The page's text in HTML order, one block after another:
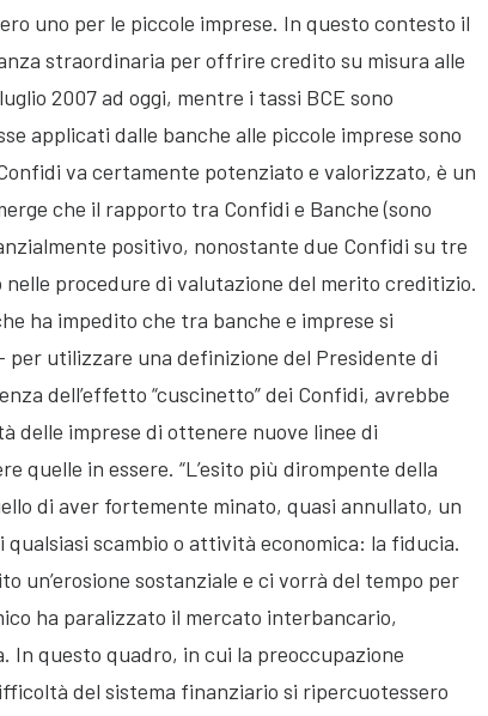
uno per le piccole imprese. In questo contesto il
straordinaria per offrire credito su misura alle
2007 ad oggi, mentre i tassi BCE sono
applicati dalle banche alle piccole imprese sono
va certamente potenziato e valorizzato, è un
che il rapporto tra Confidi e Banche (sono
positivo, nonostante due Confidi su tre
procedure di valutazione del merito creditizio.
ha impedito che tra banche e imprese si
per utilizzare una definizione del Presidente di
dell’effetto “cuscinetto” dei Confidi, avrebbe
delle imprese di ottenere nuove linee di
quelle in essere. “L’esito più dirompente della
di aver fortemente minato, quasi annullato, un
scambio o attività economica: la fiducia.
un’erosione sostanziale e ci vorrà del tempo per
ha paralizzato il mercato interbancario,
In questo quadro, in cui la preoccupazione
del sistema finanziario si ripercuotessero